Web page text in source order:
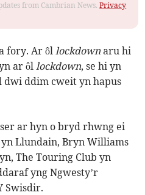
from Cambrian News.Privacy
fory. Ar ôllockdownaru hi
ar ôllockdown, se hi yn
dwi ddim cweit yn hapus
ar hyn o bryd rhwng ei
Llundain, Bryn Williams
The Touring Club yn
yng Ngwesty’r
Swisdir.